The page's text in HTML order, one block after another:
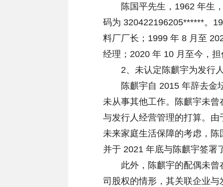
陈国平先生，1962 年生，
码为 320422196205******。
料厂厂长；1999 年 8 月至
经理；2020 年 10 月至今，
2、未认定陈麒宇为发行人
陈麒宇自 2015 年辞去金坛
未从事其他工作。陈麒宇未
与发行人经营管理的打算。
未来家庭生活保障的考虑，
并于 2021 年底与陈麒宇签署
此外，陈麒宇的配偶未曾
司股权的情形，其关联企业